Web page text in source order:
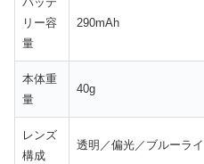
リー容
量
290mAh
本体重
量
40g
レンズ
構成
透明／偏光／ブルーラ